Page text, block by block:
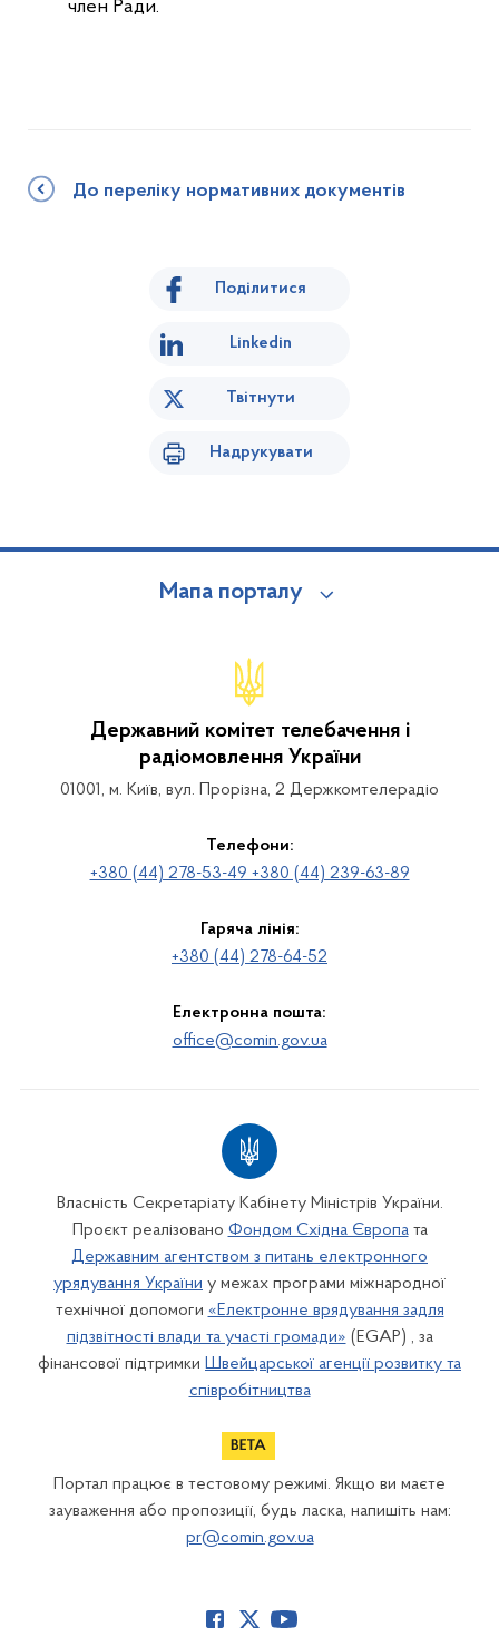
член Ради.
До переліку нормативних документів
Поділитися
Linkedin
Твітнути
Надрукувати
Мапа порталу
Державний комітет телебачення і
радіомовлення України
01001, м. Київ, вул. Прорізна, 2 Держкомтелерадіо
Телефони:
+380 (44) 278-53-49 +380 (44) 239-63-89
Гаряча лінія:
+380 (44) 278-64-52
Електронна пошта:
office@comin.gov.ua
Власність Секретаріату Кабінету Міністрів України.
Проєкт реалізовано Фондом Східна Європата
Державним агентством з питань електронного
урядування України у межах програми міжнародної
технічної допомоги «Електронне врядування задля
підзвітності влади та участі громади» (EGAP) , за
фінансової підтримки Швейцарської агенції розвитку та
співробітництва
Портал працює в тестовому режимі. Якщо ви маєте
зауваження або пропозиції, будь ласка, напишіть нам:
pr@comin.gov.ua